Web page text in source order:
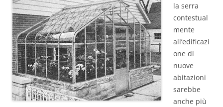
la serra
contestual
mente
all’edificazi
one di
nuove
abitazioni
sarebbe
anche più